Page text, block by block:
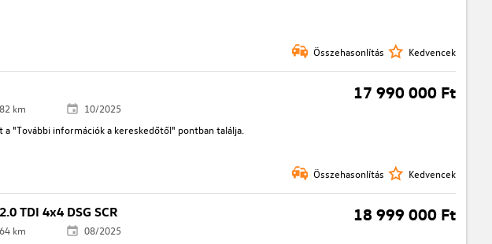
Összehasonlítás Kedvencek
17 990 000 Ft
km
10/2025
"További információk a kereskedőtől" pontban találja.
Összehasonlítás Kedvencek
TDI 4x4 DSG SCR 18 999 000 Ft
km
08/2025